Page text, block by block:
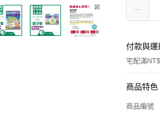
付款與運
宅配滿
付款方式
信用卡一次
商品特色
商品編號